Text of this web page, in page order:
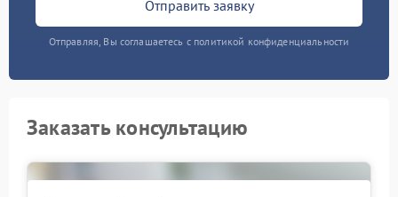
Отправить заявку
Отправляя, Вы соглашаетесь с политикой конфиденциальности
Заказать консультацию